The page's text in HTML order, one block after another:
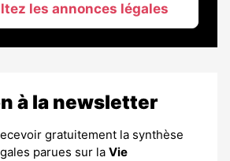
les annonces légales
à la newsletter
gratuitement la synthèse
parues sur la Vie